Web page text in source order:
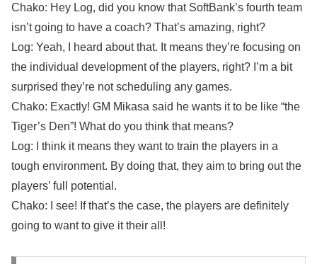
Chako: Hey Log, did you know that SoftBank’s fourth team
isn’t going to have a coach? That’s amazing, right?
Log: Yeah, I heard about that. It means they’re focusing on
the individual development of the players, right? I’m a bit
surprised they’re not scheduling any games.
Chako: Exactly! GM Mikasa said he wants it to be like “the
Tiger’s Den”! What do you think that means?
Log: I think it means they want to train the players in a
tough environment. By doing that, they aim to bring out the
players’ full potential.
Chako: I see! If that’s the case, the players are definitely
going to want to give it their all!